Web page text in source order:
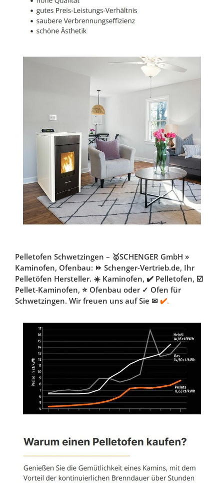
Pelletofen Schwetzingen – 🥇SCHENGER GmbH »
Kaminofen, Ofenbau: ⏩ Schenger-Vertrieb.de, Ihr
Pelletöfen Hersteller. ☀️ Kaminofen, ✔️ Pelletofen, ☑️
Pellet-Kaminofen, ⭐ Ofenbau oder ✓ Ofen für
Schwetzingen. Wir freuen uns auf Sie ✉ ✔️.